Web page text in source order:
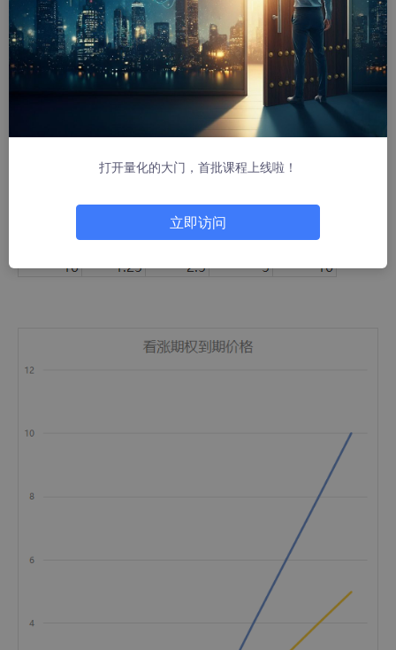
用人民币（绝对金额）来表达，没有扣除权利金（期权价格）
打开量化的大门，首批课程上线啦！
立即访问